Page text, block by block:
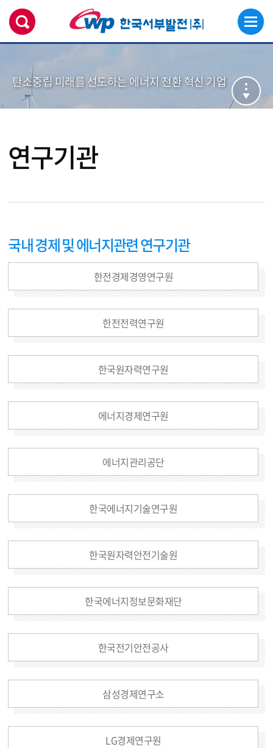
탄소중립 미래를 선도하는 에너지 전환 혁신 기업
연구기관
국내 경제 및 에너지관련 연구기관
한전경제경영연구원
한전전력연구원
한국원자력연구원
에너지경제연구원
에너지관리공단
한국에너지기술연구원
한국원자력안전기술원
한국에너지정보문화재단
한국전기안전공사
삼성경제연구소
LG경제연구원